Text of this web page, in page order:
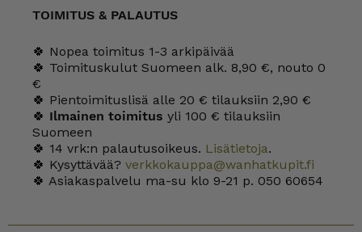
TOIMITUS & PALAUTUS
🍀 Nopea toimitus 1-3 arkipäivää
🍀 Toimituskulut Suomeen alk. 8,90 €, nouto 0
€
🍀 Pientoimituslisä alle 20 € tilauksiin 2,90 €
🍀 Ilmainen toimitus yli 100 € tilauksiin
Suomeen
🍀 14 vrk:n palautusoikeus. Lisätietoja.
🍀 Kysyttävää? verkkokauppa@wanhatkupit.fi
🍀 Asiakaspalvelu ma-su klo 9-21 p. 050 60654